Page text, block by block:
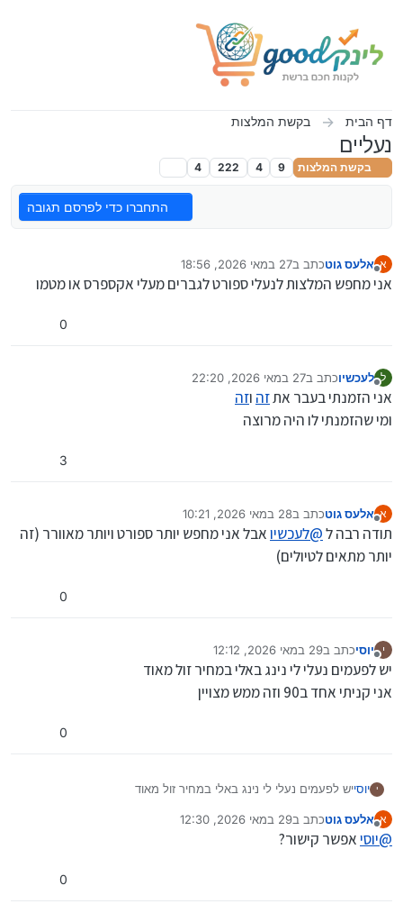
דף הבית בקשת המלצות
נעליים
בקשת המלצות 9
4
222
4
התחברו כדי לפרסם תגובה
א
מנותק
אלעס גוטכתב ב27 במאי 2026, 18:56
נערך לאחרונה על ידי
אני מחפש המלצות לנעלי ספורט לגברים מעלי אקספרס או מטמו
0
ל
מנותק
לעכשיוכתב ב27 במאי 2026, 22:20
נערך לאחרונה על ידי
אני הזמנתי בעבר אתזה וזה
ומי שהזמנתי לו היה מרוצה
3
א
מנותק
אלעס גוטכתב ב28 במאי 2026, 10:21
נערך לאחרונה על ידי
תודה רבה ל@לעכשיואבל אני מחפש יותר ספורט ויותר מאוורר (זה
יותר מתאים לטיולים)
0
י
מנותק
יוסיכתב ב29 במאי 2026, 12:12
נערך לאחרונה על ידי
יש לפעמים נעלי לי נינג באלי במחיר זול מאוד
אני קניתי אחד ב90 וזה ממש מצויין
0
י יוסייש לפעמים נעלי לי נינג באלי במחיר זול מאוד
א
מנותק
אלעס גוטכתב ב29 במאי 2026, 12:30
נערך לאחרונה על ידי
@יוסיאפשר קישור?
0